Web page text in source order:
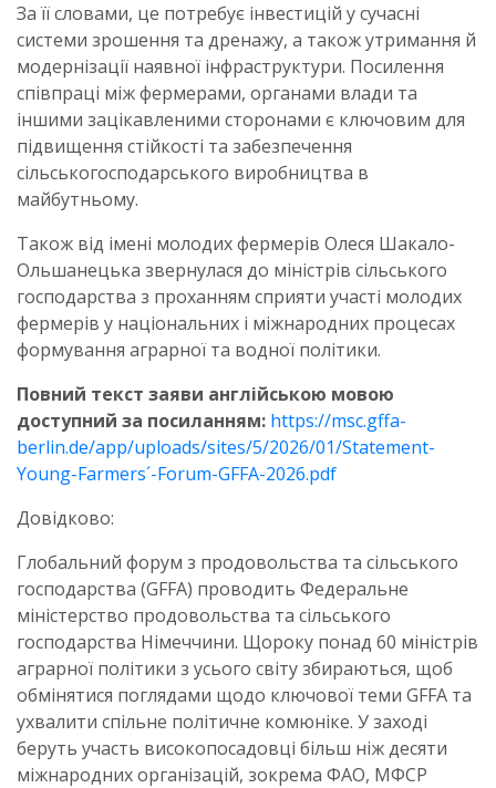
За її словами, це потребує інвестицій у сучасні
системи зрошення та дренажу, а також утримання й
модернізації наявної інфраструктури. Посилення
співпраці між фермерами, органами влади та
іншими зацікавленими сторонами є ключовим для
підвищення стійкості та забезпечення
сільськогосподарського виробництва в
майбутньому.
Також від імені молодих фермерів Олеся Шакало-
Ольшанецька звернулася до міністрів сільського
господарства з проханням сприяти участі молодих
фермерів у національних і міжнародних процесах
формування аграрної та водної політики.
Повний текст заяви англійською мовою
доступний за посиланням: https://msc.gffa-
berlin.de/app/uploads/sites/5/2026/01/Statement-
Young-Farmers´-Forum-GFFA-2026.pdf
Довідково:
Глобальний форум з продовольства та сільського
господарства (GFFA) проводить Федеральне
міністерство продовольства та сільського
господарства Німеччини. Щороку понад 60 міністрів
аграрної політики з усього світу збираються, щоб
обмінятися поглядами щодо ключової теми GFFA та
ухвалити спільне політичне комюніке. У заході
беруть участь високопосадовці більш ніж десяти
міжнародних організацій, зокрема ФАО, МФСР